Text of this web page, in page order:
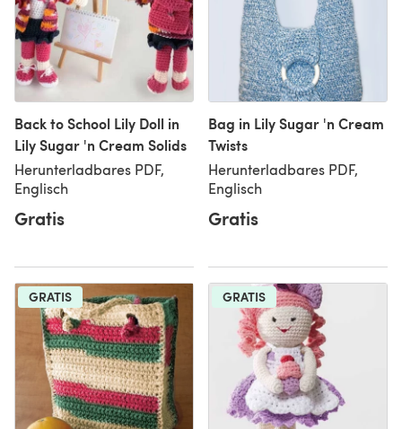
Back to School Lily Doll in
Lily Sugar 'n Cream Solids
Herunterladbares PDF,
Englisch
Gratis
Bag in Lily Sugar 'n Cream
Twists
Herunterladbares PDF,
Englisch
Gratis
GRATIS GRATIS